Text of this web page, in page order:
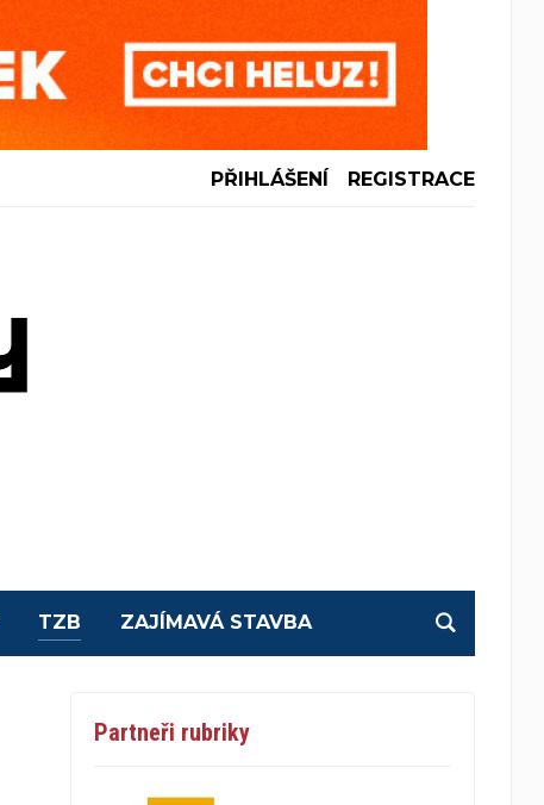
PŘIHLÁŠENÍ REGISTRACE
TZB ZAJÍMAVÁ STAVBA
Partneři rubriky